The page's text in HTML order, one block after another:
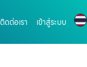
ติดต่อเรา เข้าสู่ระบบ